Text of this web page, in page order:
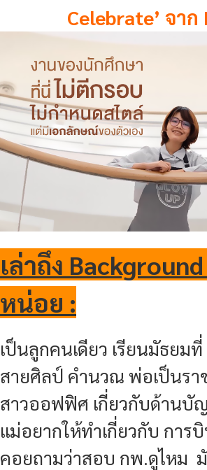
Celebrate’ จาก
เล่าถึง
หน่อย :
เป็นลูกคนเดียว เรียนมัธยม
สายศิลป์ คำนวณ พ่อเป็นรา
สาวออฟฟิศ เกี่ยวกับด้านบั
แม่อยากให้ทำเกี่ยวกับ การ
คอยถามว่าสอบ กพ.ดูไหม